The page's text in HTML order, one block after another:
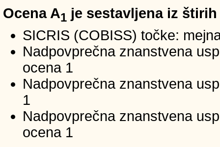
Ocena A1 je sestavljena iz
SICRIS (COBISS) točke:
Nadpovprečna znanstvena
ocena 1
Nadpovprečna znanstvena
1
Nadpovprečna znanstvena
ocena 1